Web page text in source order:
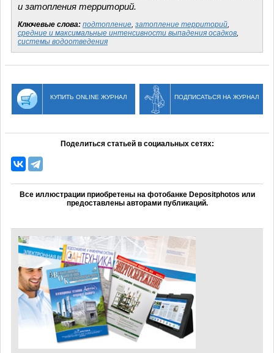
и затопления территорий.
Ключевые слова: подтопление, затопление территорий,
средние и максимальные интенсивности выпадения осадков,
системы водоотведения
КУПИТЬ ONLINE ЖУРНАЛ ПОДПИСАТЬСЯ НА ЖУРНАЛ
Поделиться статьей в социальных сетях:
Все иллюстрации приобретены на фотобанке Depositphotos или
предоставлены авторами публикаций.